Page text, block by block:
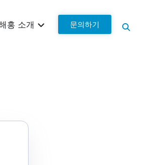
홍 소개 문의하기